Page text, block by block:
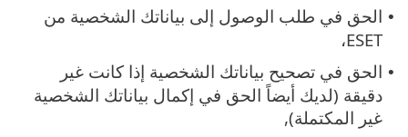
• الحق في طلب الوصول إلى بياناتك الشخصية من
ESET،
• الحق في تصحيح بياناتك الشخصية إذا كانت غير
دقيقة (لديك أيضاً الحق في إكمال بياناتك الشخصية
غير المكتملة),